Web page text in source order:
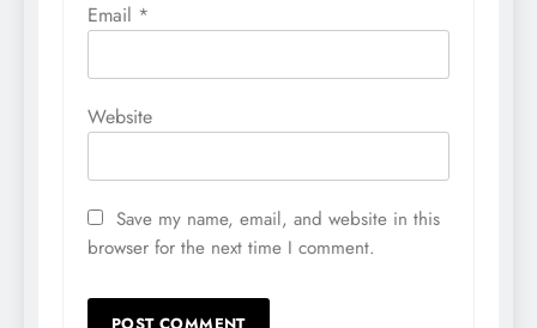
Email *
Website
Save my name, email, and website in this
browser for the next time I comment.